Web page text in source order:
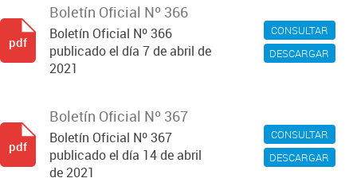
CONSULTAR
DESCARGAR
Boletín Oficial Nº 366
Boletín Oficial Nº 366
publicado el día 7 de abril de
2021
pdf
CONSULTAR
DESCARGAR
Boletín Oficial Nº 367
Boletín Oficial Nº 367
publicado el día 14 de abril
de 2021
pdf